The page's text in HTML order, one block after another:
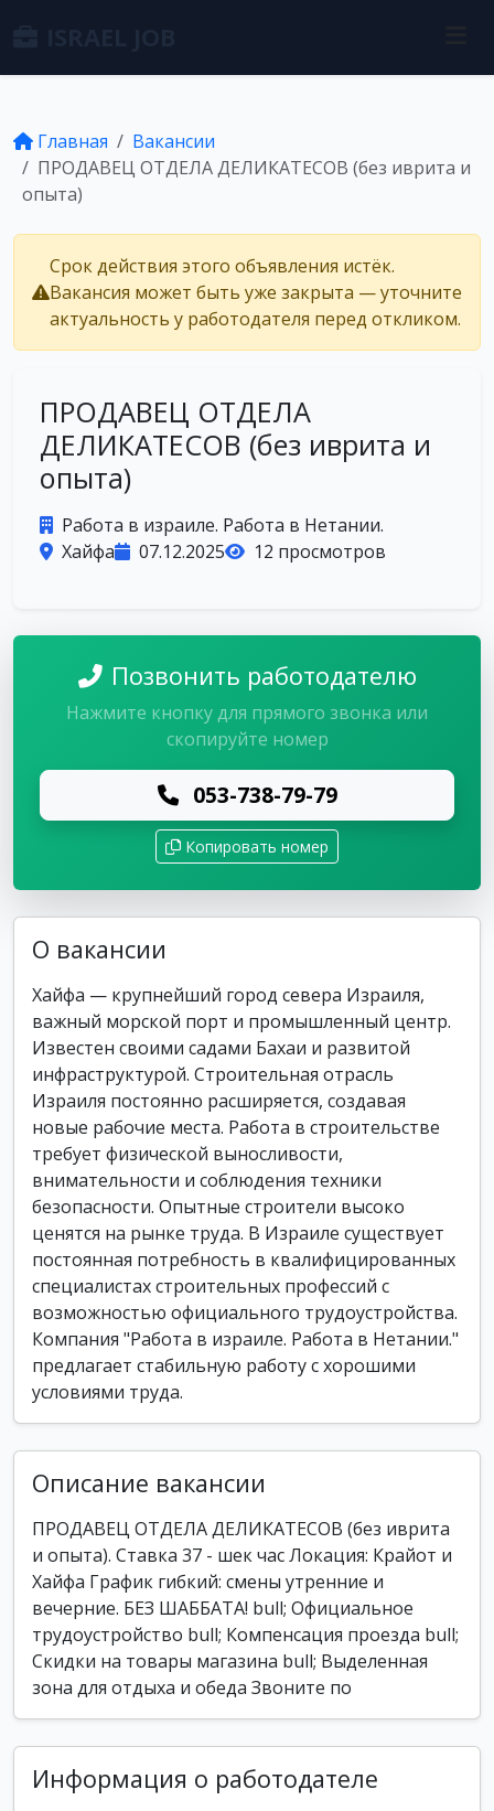
Главная
Вакансии
ПРОДАВЕЦ ОТДЕЛА ДЕЛИКАТЕСОВ (без иврита и
опыта)
Срок действия этого объявления истёк.
Вакансия может быть уже закрыта — уточните
актуальность у работодателя перед откликом.
ПРОДАВЕЦ ОТДЕЛА
ДЕЛИКАТЕСОВ (без иврита и
опыта)
Работа в израиле. Работа в Нетании.
Хайфа
07.12.2025 12 просмотров
Позвонить работодателю
Нажмите кнопку для прямого звонка или
скопируйте номер
053-738-79-79
Копировать номер
О вакансии
Хайфа — крупнейший город севера Израиля,
важный морской порт и промышленный центр.
Известен своими садами Бахаи и развитой
инфраструктурой. Строительная отрасль
Израиля постоянно расширяется, создавая
новые рабочие места. Работа в строительстве
требует физической выносливости,
внимательности и соблюдения техники
безопасности. Опытные строители высоко
ценятся на рынке труда. В Израиле существует
постоянная потребность в квалифицированных
специалистах строительных профессий с
возможностью официального трудоустройства.
Компания "Работа в израиле. Работа в Нетании."
предлагает стабильную работу с хорошими
условиями труда.
Описание вакансии
ПРОДАВЕЦ ОТДЕЛА ДЕЛИКАТЕСОВ (без иврита
и опыта). Ставка 37 - шек час Локация: Крайот и
Хайфа График гибкий: смены утренние и
вечерние. БЕЗ ШАББАТА! bull; Официальное
трудоустройство bull; Компенсация проезда bull;
Скидки на товары магазина bull; Выделенная
зона для отдыха и обеда Звоните по
Информация о работодателе